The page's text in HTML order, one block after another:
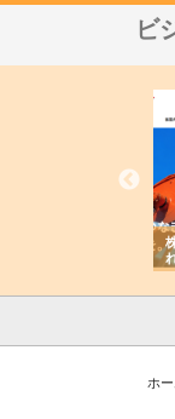
ビ
ホ